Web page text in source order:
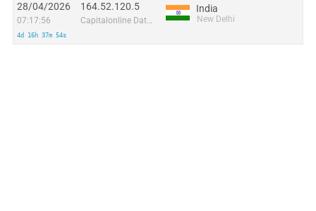
28/04/2026
07:17:56
4d 16h 37m 54s
164.52.120.5
Capitalonline Data Service (HK) Co
India
New Delhi